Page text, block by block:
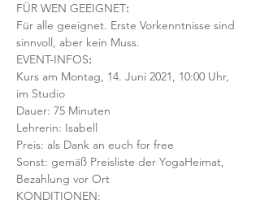
FÜR WEN GEEIGNET:
Für alle geeignet. Erste Vorkenntnisse sind
sinnvoll, aber kein Muss.
EVENT-INFOS:
Kurs am Montag, 14. Juni 2021, 10:00 Uhr,
im Studio
Dauer: 75 Minuten
Lehrerin: Isabell
Preis: als Dank an euch for free
Sonst: gemäß Preisliste der YogaHeimat,
Bezahlung vor Ort
KONDITIONEN: